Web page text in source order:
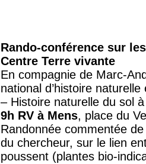
Rando-conférence sur
Centre Terre vivante
En compagnie de Marc-
national d’histoire
– Histoire naturelle du sol
9h RV à Mens, place du
Randonnée commentée
du chercheur, sur le lien
poussent (plantes bio-